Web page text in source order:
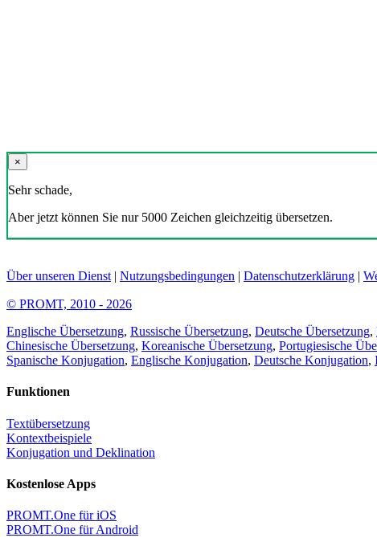
×
Sehr schade,
Aber jetzt können Sie nur 5000 Zeichen gleichzeitig übersetzen.
Über unseren Dienst | Nutzungsbedingungen | Datenschutzerklärung |
© PROMT, 2010 - 2026
Englische Übersetzung, Russische Übersetzung, Deutsche Übersetzung,
Chinesische Übersetzung, Koreanische Übersetzung, Portugiesische
Spanische Konjugation, Englische Konjugation, Deutsche Konjugation,
Funktionen
Textübersetzung
Kontextbeispiele
Konjugation und Deklination
Kostenlose Apps
PROMT.One für iOS
PROMT.One für Android